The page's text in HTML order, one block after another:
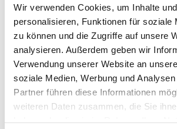
Wir verwenden Cookies, um Inhalte
personalisieren, Funktionen für soziale
zu können und die Zugriffe auf unsere
analysieren. Außerdem geben wir
Verwendung unserer Website an
soziale Medien, Werbung und
Partner führen diese Informationen
weiteren Daten zusammen, die Sie
September 2026
Dies könnte Sie